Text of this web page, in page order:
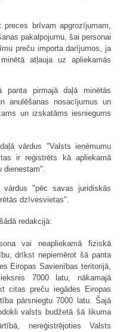
brīvam apgrozījumam,
pakalpojumu, šai personai
preču importa darījumos, ja
atļauja uz apliekamās
panta pirmajā daļā minētās
anulēšanas nosacījumus un
un izskatāms iesniegums
vārdus "Valsts ieņēmumu
ir reģistrēts kā apliekamā
dienestam".
"pēc savas juridiskās
dzīvesvietas".
redakcijā:
vai neapliekamā fiziskā
drīkst nepiemērot šā panta
Eiropas Savienības teritorijā,
7000 latu, nākamajā
citas preču iegādes Eiropas
pārsniegtu 7000 latu. Šajā
valsts budžetā šā likuma
nereģistrējoties Valsts